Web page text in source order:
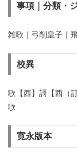
事項｜分類・
雑歌｜弓削皇子｜
校異
歌【西】謌【西（
歌
寛永版本